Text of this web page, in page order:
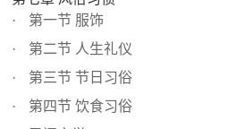
第一节 服饰
第二节 人生礼仪
第三节 节日习俗
第四节 饮食习俗